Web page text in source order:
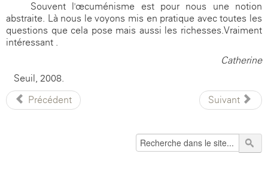
Souvent l'œcuménisme est pour nous une notion
abstraite. Là nous le voyons mis en pratique avec toutes les
questions que cela pose mais aussi les richesses.Vraiment
intéressant .
Catherine
Seuil, 2008.
Précédent
Suivant